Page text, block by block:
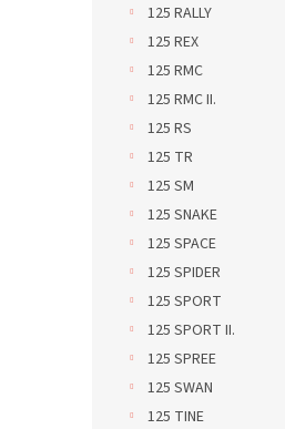
125 RALLY
125 REX
125 RMC
125 RMC II.
125 RS
125 TR
125 SM
125 SNAKE
125 SPACE
125 SPIDER
125 SPORT
125 SPORT II.
125 SPREE
125 SWAN
125 TINE